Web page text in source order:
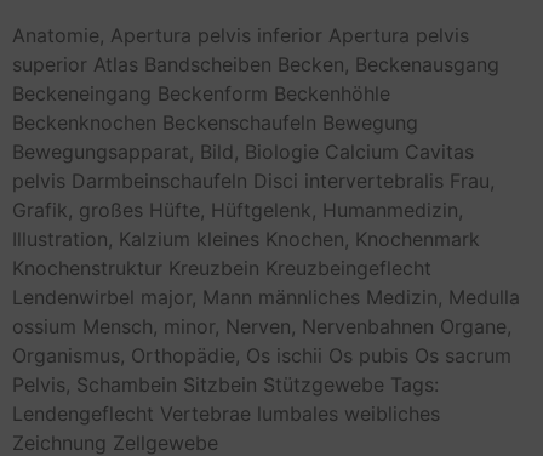
Anatomie, Apertura pelvis inferior Apertura pelvis
superior Atlas Bandscheiben Becken, Beckenausgang
Beckeneingang Beckenform Beckenhöhle
Beckenknochen Beckenschaufeln Bewegung
Bewegungsapparat, Bild, Biologie Calcium Cavitas
pelvis Darmbeinschaufeln Disci intervertebralis Frau,
Grafik, großes Hüfte, Hüftgelenk, Humanmedizin,
Illustration, Kalzium kleines Knochen, Knochenmark
Knochenstruktur Kreuzbein Kreuzbeingeflecht
Lendenwirbel major, Mann männliches Medizin, Medulla
ossium Mensch, minor, Nerven, Nervenbahnen Organe,
Organismus, Orthopädie, Os ischii Os pubis Os sacrum
Pelvis, Schambein Sitzbein Stützgewebe Tags:
Lendengeflecht Vertebrae lumbales weibliches
Zeichnung Zellgewebe